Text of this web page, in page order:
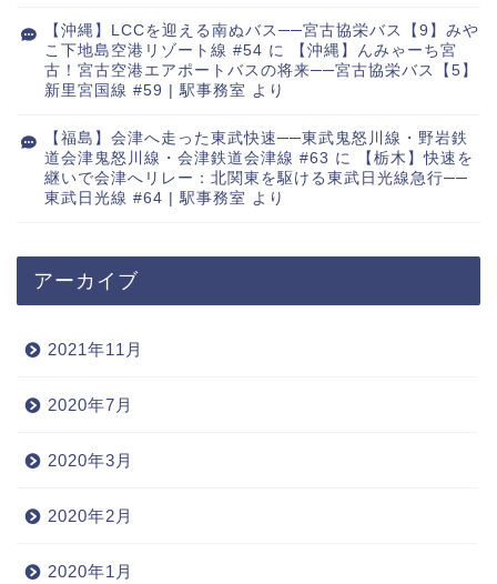
【沖縄】LCCを迎える南ぬバス──宮古協栄バス【9】みや
こ下地島空港リゾート線 #54 に
【沖縄】んみゃーち宮
古！宮古空港エアポートバスの将来──宮古協栄バス【5】
新里宮国線 #59 | 駅事務室 より
【福島】会津へ走った東武快速──東武鬼怒川線・野岩鉄
道会津鬼怒川線・会津鉄道会津線 #63 に
【栃木】快速を
継いで会津へリレー：北関東を駆ける東武日光線急行──
東武日光線 #64 | 駅事務室 より
アーカイブ
2021年11月
2020年7月
2020年3月
2020年2月
2020年1月